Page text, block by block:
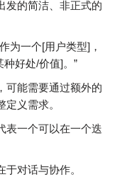
发的简洁、非正式的
为一个[用户类型]，
好处/价值]。”
可能需要通过额外的
义需求。
表一个可以在一个迭
于对话与协作。